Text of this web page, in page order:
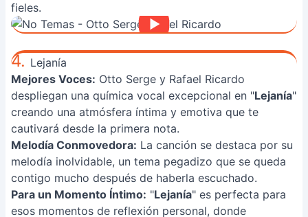
fieles.
4. Lejanía
Mejores Voces: Otto Serge y Rafael Ricardo
despliegan una química vocal excepcional en "Lejanía"
creando una atmósfera íntima y emotiva que te
cautivará desde la primera nota.
Melodía Conmovedora: La canción se destaca por su
melodía inolvidable, un tema pegadizo que se queda
contigo mucho después de haberla escuchado.
Para un Momento Íntimo: "Lejanía" es perfecta para
esos momentos de reflexión personal, donde